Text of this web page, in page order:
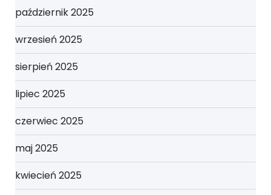
październik 2025
wrzesień 2025
sierpień 2025
lipiec 2025
czerwiec 2025
maj 2025
kwiecień 2025